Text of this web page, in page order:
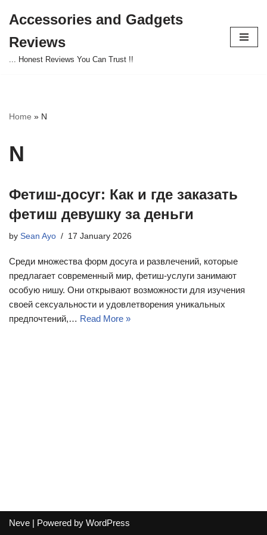
to
content
Accessories and Gadgets
Reviews
... Honest Reviews You Can Trust !!
Home » N
N
Фетиш-досуг: Как и где заказать
фетиш девушку за деньги
by Sean Ayo 17 January 2026
Среди множества форм досуга и развлечений, которые
предлагает современный мир, фетиш-услуги занимают
особую нишу. Они открывают возможности для изучения
своей сексуальности и удовлетворения уникальных
предпочтений,… Read More »
Neve | Powered by WordPress